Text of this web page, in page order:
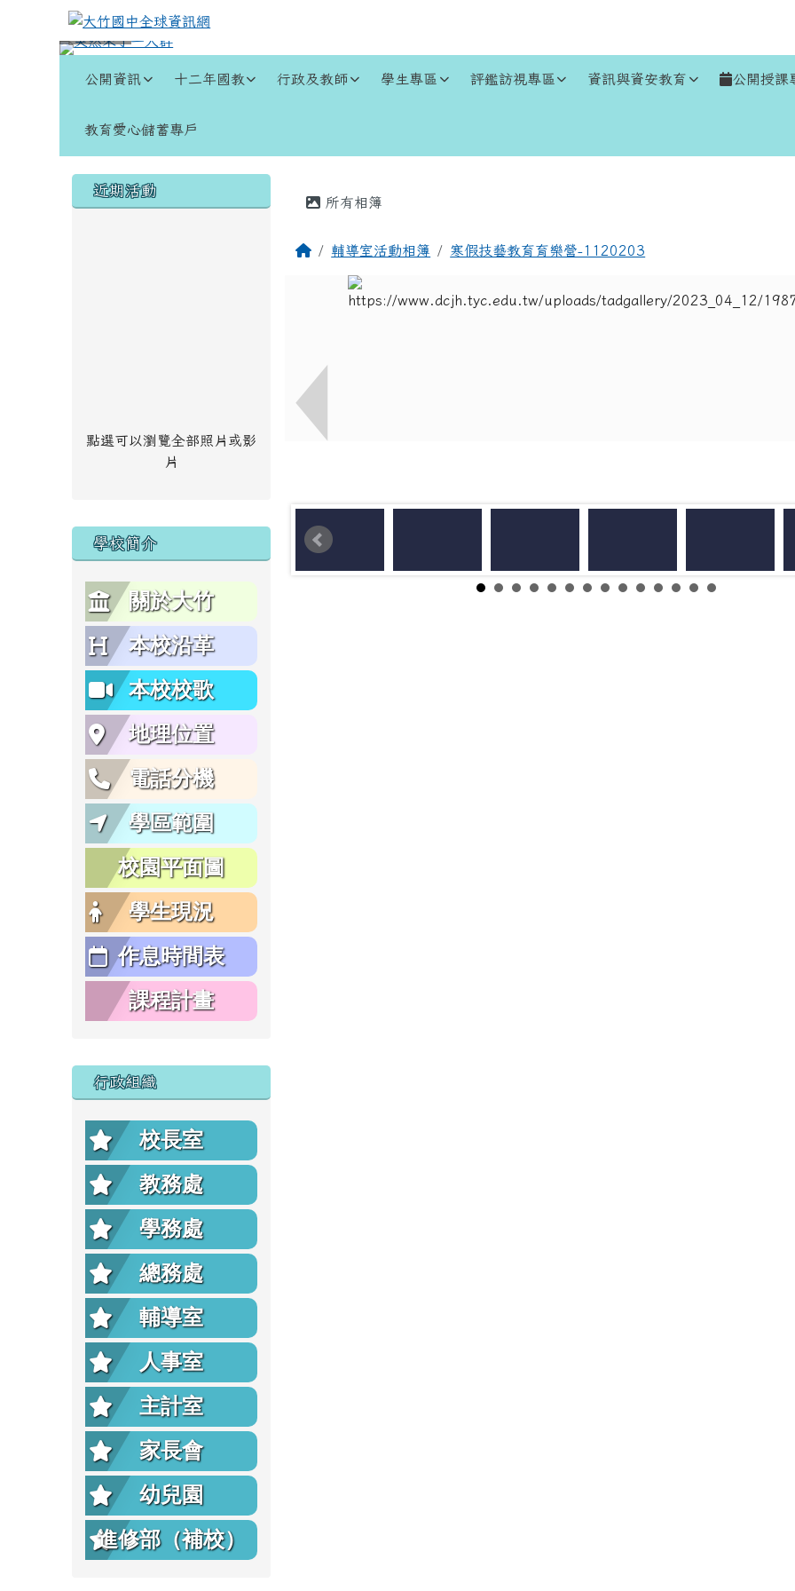
跳至主內容區
大竹國中全球資訊網
公開資訊 十二年國教 行政及教師 學生專區 評鑑訪視專區 資訊與資安教育 公開授課
教育愛心儲蓄專戶
左邊區域內容
近期活動
點選可以瀏覽全部照片或影
片
學校簡介
關於大竹
本校沿革
本校校歌
地理位置
電話分機
學區範圍
校園平面圖
學生現況
作息時間表
課程計畫
行政組織
校長室
教務處
學務處
總務處
輔導室
人事室
主計室
家長會
幼兒園
進修部（補校）
主內容區域
所有相簿
回首頁輔導室活動相簿 寒假技藝教育育樂營-1120203
頁尾區域